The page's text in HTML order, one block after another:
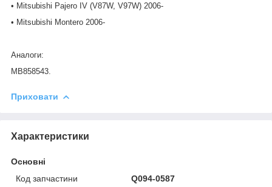
• Mitsubishi Pajero IV (V87W, V97W) 2006-
• Mitsubishi Montero 2006-
Аналоги:
MB858543.
Приховати
Характеристики
Основні
Код запчастини
Q094-0587